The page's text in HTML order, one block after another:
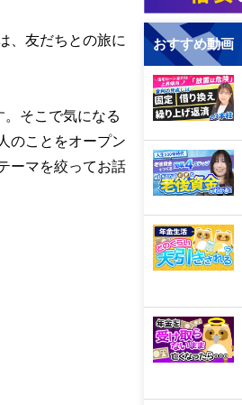
、友だちとの旅に
。そこで気になる
のことをオープン
ーマを絞ってお話
おすすめ動画